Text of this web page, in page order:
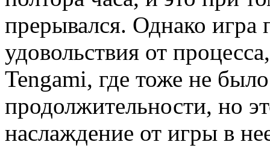
прерывался. Однако
удовольствия от
Tengami, где тоже не
продолжительности, но
наслаждение от игры в